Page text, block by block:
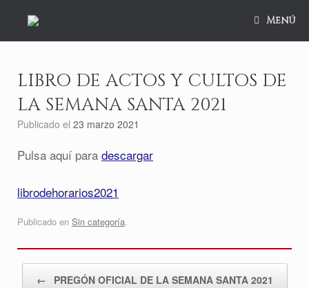
Menú
LIBRO DE ACTOS Y CULTOS DE
LA SEMANA SANTA 2021
Publicado el 23 marzo 2021
Pulsa aquí para descargar
librodehorarios2021
Publicado en Sin categoría.
← PREGÓN OFICIAL DE LA SEMANA SANTA 2021